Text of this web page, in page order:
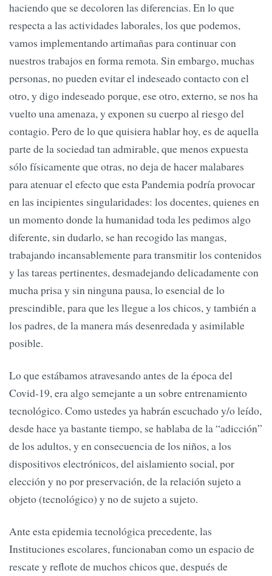
haciendo que se decoloren las diferencias. En lo que
respecta a las actividades laborales, los que podemos,
vamos implementando artimañas para continuar con
nuestros trabajos en forma remota. Sin embargo, muchas
personas, no pueden evitar el indeseado contacto con el
otro, y digo indeseado porque, ese otro, externo, se nos ha
vuelto una amenaza, y exponen su cuerpo al riesgo del
contagio. Pero de lo que quisiera hablar hoy, es de aquella
parte de la sociedad tan admirable, que menos expuesta
sólo físicamente que otras, no deja de hacer malabares
para atenuar el efecto que esta Pandemia podría provocar
en las incipientes singularidades: los docentes, quienes en
un momento donde la humanidad toda les pedimos algo
diferente, sin dudarlo, se han recogido las mangas,
trabajando incansablemente para transmitir los contenidos
y las tareas pertinentes, desmadejando delicadamente con
mucha prisa y sin ninguna pausa, lo esencial de lo
prescindible, para que les llegue a los chicos, y también a
los padres, de la manera más desenredada y asimilable
posible.
Lo que estábamos atravesando antes de la época del
Covid-19, era algo semejante a un sobre entrenamiento
tecnológico. Como ustedes ya habrán escuchado y/o leído,
desde hace ya bastante tiempo, se hablaba de la “adicción”
de los adultos, y en consecuencia de los niños, a los
dispositivos electrónicos, del aislamiento social, por
elección y no por preservación, de la relación sujeto a
objeto (tecnológico) y no de sujeto a sujeto.
Ante esta epidemia tecnológica precedente, las
Instituciones escolares, funcionaban como un espacio de
rescate y reflote de muchos chicos que, después de